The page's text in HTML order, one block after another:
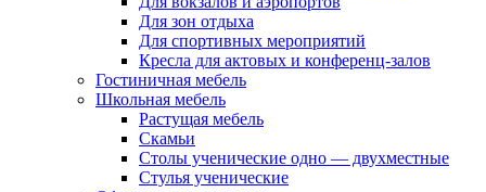
Для зон отдыха
Для спортивных мероприятий
Кресла для актовых и конференц-залов
Гостиничная мебель
Школьная мебель
Растущая мебель
Скамьи
Столы ученические одно — двухместные
Стулья ученические